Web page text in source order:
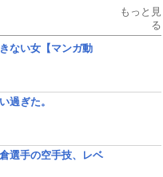
もっと見
る
ない女【マンガ動
過ぎた。
選手の空手技、レベ